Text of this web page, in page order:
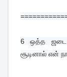
6 ஒத்த ஜடை
சூடினால் என்